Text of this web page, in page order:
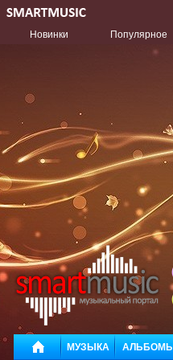
Новинки
Популярное
МУЗЫКА АЛЬБОМЫ